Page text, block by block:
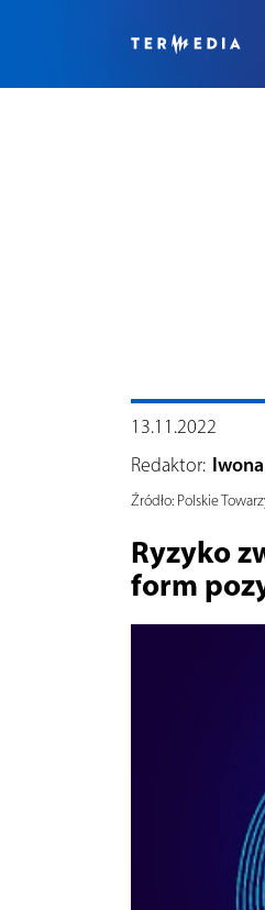
13.11.2022
Redaktor:
Źródło:Polskie
Ryzyko
form